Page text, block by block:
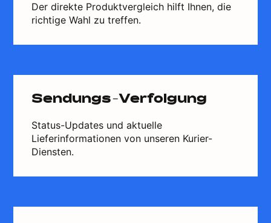
Der direkte Produktvergleich hilft Ihnen, die
richtige Wahl zu treffen.
Sendungs-Verfolgung
Status-Updates und aktuelle
Lieferinformationen von unseren Kurier-
Diensten.